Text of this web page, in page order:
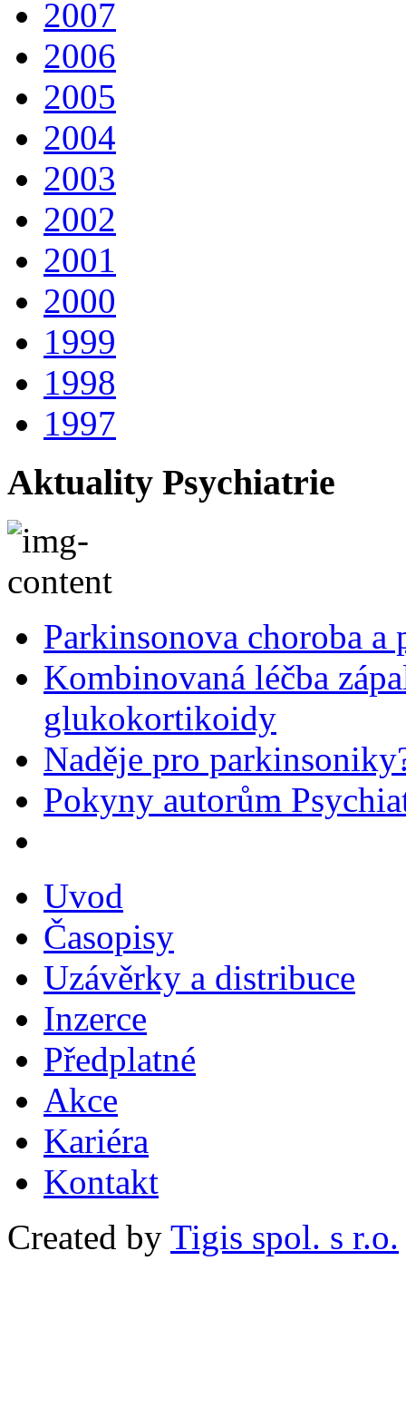
2007
2006
2005
2004
2003
2002
2001
2000
1999
1998
1997
Aktuality Psychiatrie
Parkinsonova choroba a
Kombinovaná léčba
glukokortikoidy
Naděje pro
Pokyny autorům
Uvod
Časopisy
Uzávěrky a distribuce
Inzerce
Předplatné
Akce
Kariéra
Kontakt
Created by Tigis spol. s r.o.